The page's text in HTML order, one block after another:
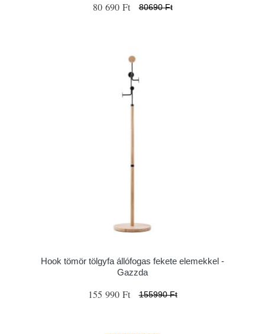
80 690 Ft 80690 Ft
Hook tömör tölgyfa állófogas fekete elemekkel -
Gazzda
155 990 Ft 155990 Ft